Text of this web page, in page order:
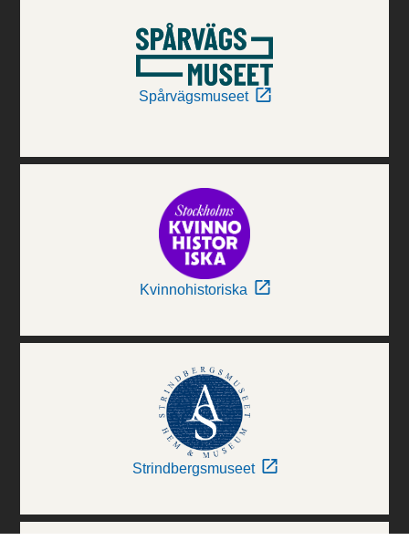
Spårvägsmuseet
Kvinnohistoriska
Strindbergsmuseet